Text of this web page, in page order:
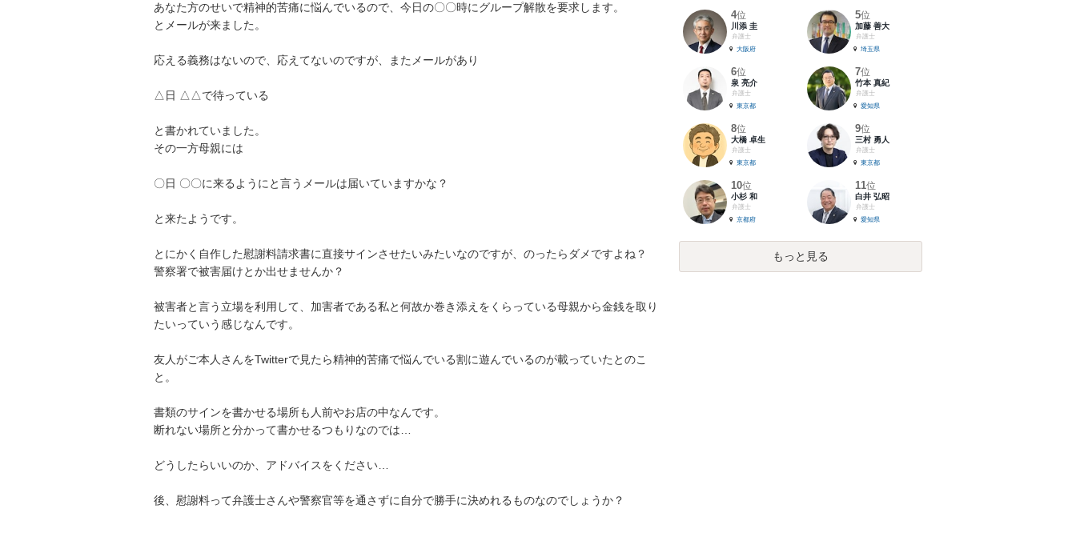
あなた方のせいで精神的苦痛に悩んでいるので、今日の〇〇時にグループ解散を要求します。
とメールが来ました。
応える義務はないので、応えてないのですが、またメールがあり
△日 △△で待っている
と書かれていました。
その一方母親には
〇日 〇〇に来るようにと言うメールは届いていますかな？
と来たようです。
とにかく自作した慰謝料請求書に直接サインさせたいみたいなのですが、のったらダメですよね？
警察署で被害届けとか出せませんか？
被害者と言う立場を利用して、加害者である私と何故か巻き添えをくらっている母親から金銭を取り
たいっていう感じなんです。
友人がご本人さんをTwitterで見たら精神的苦痛で悩んでいる割に遊んでいるのが載っていたとのこ
と。
書類のサインを書かせる場所も人前やお店の中なんです。
断れない場所と分かって書かせるつもりなのでは…
どうしたらいいのか、アドバイスをください…
後、慰謝料って弁護士さんや警察官等を通さずに自分で勝手に決めれるものなのでしょうか？
4位
川添 圭
弁護士
大阪府
5位
加藤 善大
弁護士
埼玉県
6位
泉 亮介
弁護士
東京都
7位
竹本 真紀
弁護士
愛知県
8位
大橋 卓生
弁護士
東京都
9位
三村 勇人
弁護士
東京都
10位
小杉 和
弁護士
京都府
11位
白井 弘昭
弁護士
愛知県
もっと見る